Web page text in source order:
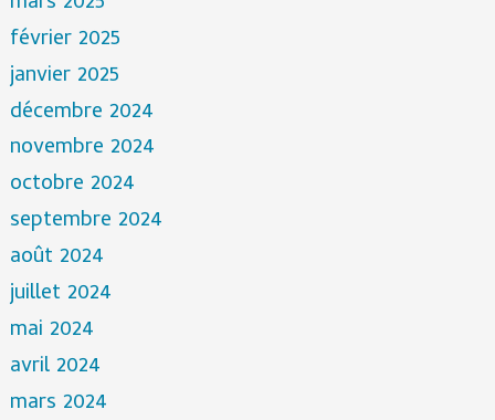
février 2025
janvier 2025
décembre 2024
novembre 2024
octobre 2024
septembre 2024
août 2024
juillet 2024
mai 2024
avril 2024
mars 2024